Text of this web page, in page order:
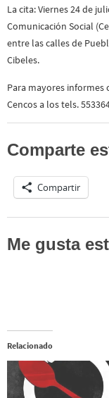
La cita: Viernes 24 de
Comunicación Social
entre las calles de
Cibeles.
Para mayores informes
Cencos a los tels.
Comparte
Compartir
Me gusta
Relacionado